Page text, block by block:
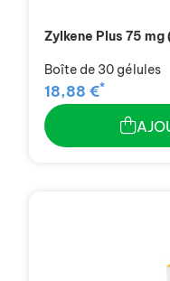
Zylkene Plus 75 mg
Boîte de 30 gélules
18,88 €*